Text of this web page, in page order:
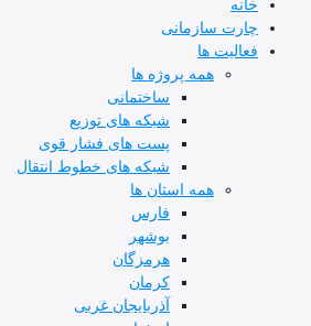
سازمانی
ها
همه پروژه ها
ساختمانی
شبکه های توزیع
پست های فشار قوی
شبکه های خطوط انتقال
همه استان ها
هرمزگان
آذربایجان غربی